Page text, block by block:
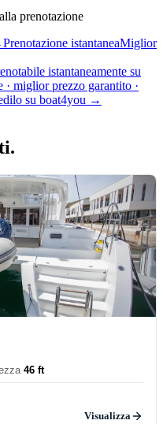
prenotazione
Prenotazione istantaneaMiglior
istantaneamente su
miglior prezzo garantito ·
su boat4you →
46 ft
Visualizza